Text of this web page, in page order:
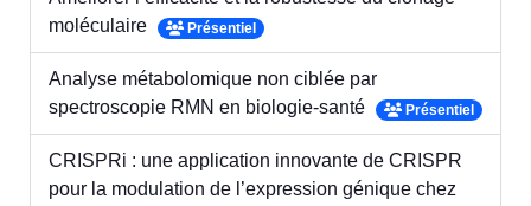
moléculaire
Présentiel
Analyse métabolomique non ciblée par
spectroscopie RMN en biologie-santé
Présentiel
CRISPRi : une application innovante de CRISPR
pour la modulation de l’expression génique chez